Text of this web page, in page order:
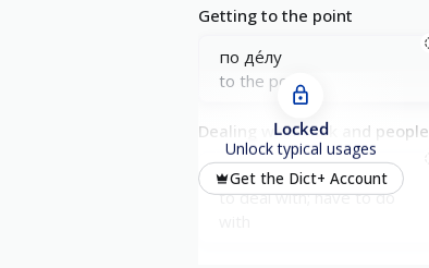
Getting to the point
по де́лу
to the point
Dealing with work and people
име́ть де́ло с кем/чем
to deal with; have to do
Locked
Unlock typical usages
Get the Dict+ Account